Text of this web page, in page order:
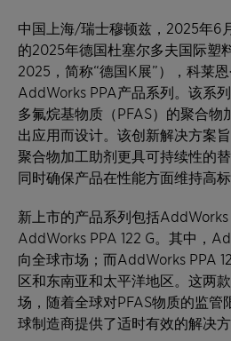
中国上海/瑞士穆顿兹，2025年6
的2025年德国杜塞尔多夫国际塑
2025，简称“德国K展”），科莱
AddWorks PPA产品系列。该系
多氟烷基物质（PFAS）的聚合物
出应用而设计。该创新解决方案
聚合物加工助剂更具可持续性的
同时确保产品在性能方面维持高标
新上市的产品系列包括AddWorks
AddWorks PPA 122 G。其中，
向全球市场；而AddWorks PPA
区和东南亚和太平洋地区。这两
场，随着全球对PFAS物质的监管
球制造商提供了适时有效的解决方